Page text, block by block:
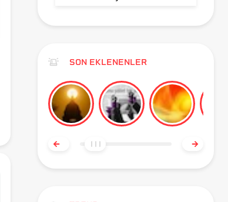
SON EKLENENLER